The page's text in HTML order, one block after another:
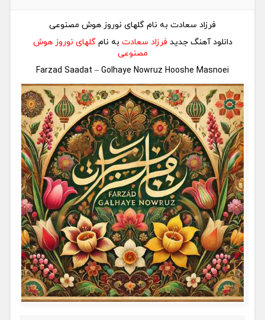
فرزاد سعادت به نام گلهای نوروز هوش مصنوعی
دانلود آهنگ جدید فرزاد سعادت به نامگلهای نوروز هوش
مصنوعی
Farzad Saadat – Golhaye Nowruz Hooshe Masnoei